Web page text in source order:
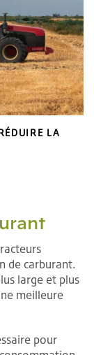
LA
de carburant.
large et plus
meilleure
pour